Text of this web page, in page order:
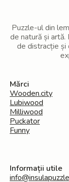
Puzzle-ul din
de natură și artă.
de distracție și
Mărci
Wooden.city
Lubiwood
Milliwood
Puckator
Funny
Informații utile